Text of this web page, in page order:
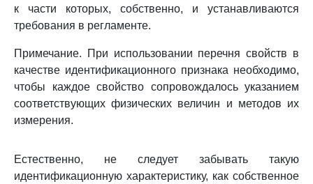
к части которых, собственно, и устанавливаются
требования в регламенте.
Примечание. При использовании перечня свойств в
качестве идентификационного признака необходимо,
чтобы каждое свойство сопровождалось указанием
соответствующих физических величин и методов их
измерения.
Естественно, не следует забывать такую
идентификационную характеристику, как собственное